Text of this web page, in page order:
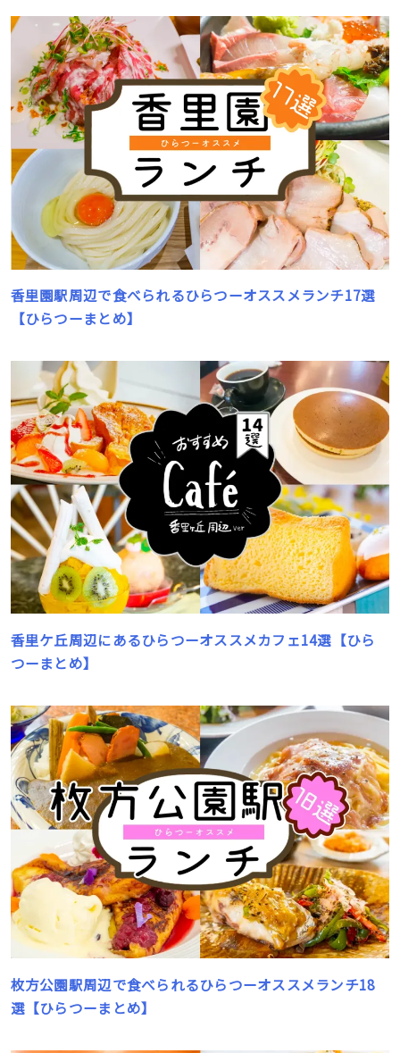
香里園駅周辺で食べられるひらつーオススメランチ17選
【ひらつーまとめ】
香里ケ丘周辺にあるひらつーオススメカフェ14選【ひら
つーまとめ】
枚方公園駅周辺で食べられるひらつーオススメランチ18
選【ひらつーまとめ】